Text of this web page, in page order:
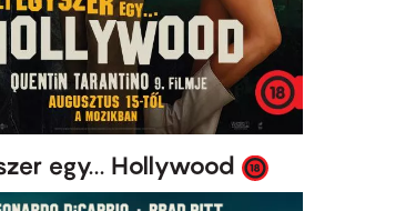
egy... Hollywood